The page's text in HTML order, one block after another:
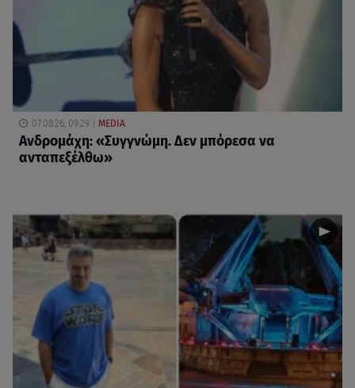
07.08.26, 09:29 MEDIA
Ανδρομάχη: «Συγγνώμη. Δεν μπόρεσα να
ανταπεξέλθω»